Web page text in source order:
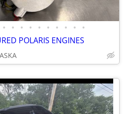
• • • • • • • • • •
POLARIS ENGINES